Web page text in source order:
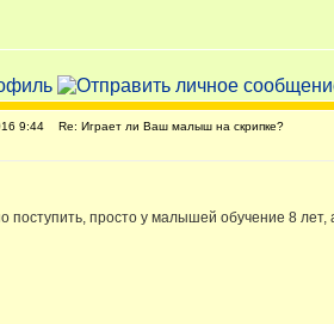
9:44 Re: Играет ли Ваш малыш на скрипке?
поступить, просто у малышей обучение 8